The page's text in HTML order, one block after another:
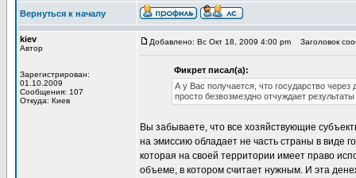
Вернуться к началу
kiev
Автор
Зарегистрирован:
01.10.2009
Сообщения: 107
Откуда: Киев
Добавлено: Вс Окт 18, 2009 4:00 pm Заголовок
Фикрет писал(а):
А у Вас получается, что государство
просто безвозмездно отчуждает
Вы забываете, что все хозяйствующие
на эмиссию обладает не часть страны в виде
которая на своей территории имеет право
объеме, в котором считает нужным. И эта